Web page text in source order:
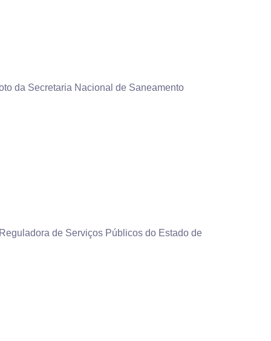
da Secretaria Nacional de Saneamento
de Serviços Públicos do Estado de